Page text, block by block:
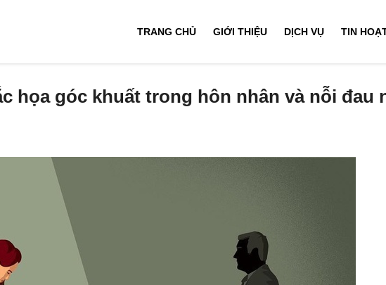
TRANG CHỦ GIỚI THIỆU DỊCH VỤ TIN
họa góc khuất trong hôn nhân và nỗi đau